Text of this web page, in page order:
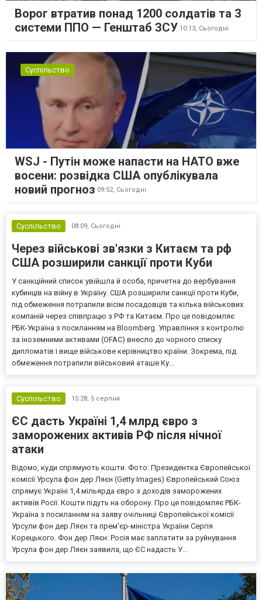
Ворог втратив понад 1200 солдатів та 3
системи ППО — Генштаб ЗСУ 10:13, Сьогодні
Суспільство
WSJ - Путін може напасти на НАТО вже
восени: розвідка США опублікувала
новий прогноз 09:52, Сьогодні
Суспільство 08:09, Сьогодні
Через військові зв'язки з Китаєм та рф
США розширили санкції проти Куби
У санкційний список увійшла й особа, причетна до вербування
кубинців на війну в Україну. США розширили санкції проти Куби,
під обмеження потрапили вісім посадовців та кілька військових
компаній через співпрацю з РФ та Китаєм. Про це повідомляє
РБК-Україна з посиланням на Bloomberg. Управління з контролю
за іноземними активами (OFAC) внесло до чорного списку
дипломатів і вище військове керівництво країни. Зокрема, під
обмеження потрапили військовий аташе Ку...
Суспільство 15:28, 5 серпня
ЄС дасть Україні 1,4 млрд євро з
заморожених активів РФ після нічної
атаки
Відомо, куди спрямують кошти. Фото: Президентка Європейської
комісії Урсула фон дер Ляєн (Getty Images) Європейський Союз
спрямує Україні 1,4 мільярда євро з доходів заморожених
активів Росії. Кошти підуть на оборону. Про це повідомляє РБК-
Україна з посиланням на заяву очільниці Європейської комісії
Урсули фон дер Ляєн та прем'єр-міністра України Сергія
Корецького. Фон дер Ляєн: Росія має заплатити за руйнування
Урсула фон дер Ляєн заявила, що ЄС надасть У...